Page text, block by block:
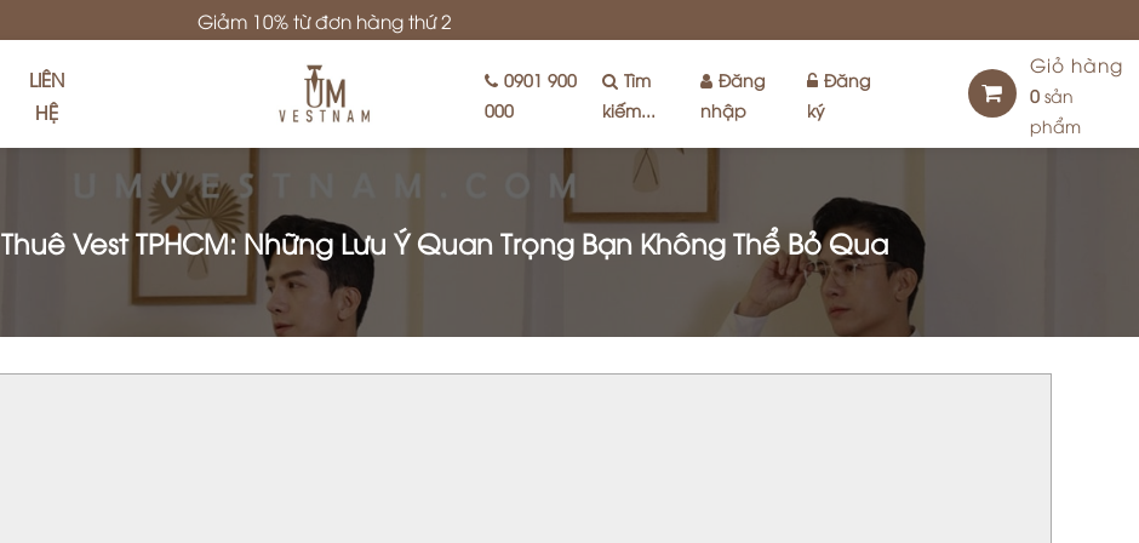
Giảm 10% từ đơn hàng thứ 2
LIÊN
HỆ
0901 900
000
Tìm
kiếm...
Đăng
nhập
Đăng
ký
Giỏ hàng
0sản
phẩm
Thuê Vest TPHCM: Những Lưu Ý Quan Trọng Bạn Không Thể Bỏ Qua